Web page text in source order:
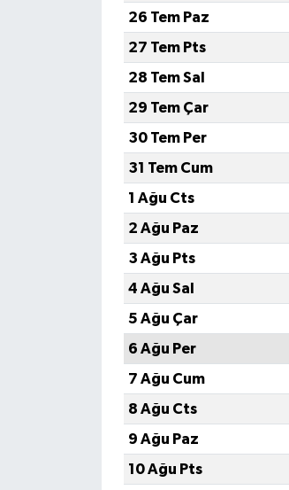
26 Tem Paz
27 Tem Pts
28 Tem Sal
29 Tem Çar
30 Tem Per
31 Tem Cum
1 Ağu Cts
2 Ağu Paz
3 Ağu Pts
4 Ağu Sal
5 Ağu Çar
6 Ağu Per
7 Ağu Cum
8 Ağu Cts
9 Ağu Paz
10 Ağu Pts